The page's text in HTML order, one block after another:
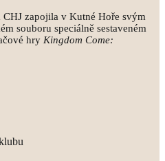
CHJ zapojila v Kutné Hoře svým
souboru speciálně sestaveném
hry Kingdom Come: